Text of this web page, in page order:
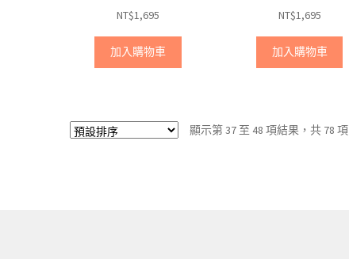
NT$1,695
加入購物車
NT$1,695
加入購物車
顯示第 37 至 48 項結果，共 78 項